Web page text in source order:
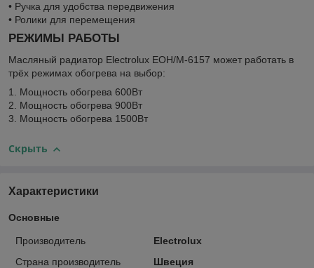
• Ручка для удобства передвижения
• Ролики для перемещения
РЕЖИМЫ РАБОТЫ
Масляный радиатор Electrolux EOH/M-6157 может работать в
трёх режимах обогрева на выбор:
1. Мощность обогрева 600Вт
2. Мощность обогрева 900Вт
3. Мощность обогрева 1500Вт
Скрыть
Характеристики
Основные
Производитель
Electrolux
Страна производитель
Швеция